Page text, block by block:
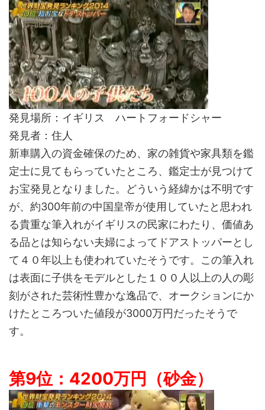
発見場所：イギリス ハートフォードシャー
発見者：住人
新車購入の資金確保のため、家の雑貨や家具類を鑑
定士に見てもらっていたところ、鑑定士が見つけて
お宝発見となりました。どういう経緯かは不明です
が、約300年前の中国皇帝が使用していたと思われ
る貴重な筆入れがイギリスの民家にわたり、価値あ
る品とは知らない夫婦によってドアストッパーとし
て４０年以上も使われていたそうです。この筆入れ
は表面に子供をモデルとした１００人以上の人の彫
刻がされた芸術性豊かな逸品で、オークションにか
けたところついた値段が3000万円だったそうで
す。
第9位：4200万円（砂金）